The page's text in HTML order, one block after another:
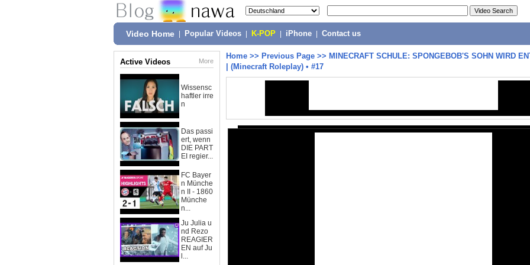
Video Home Popular Videos K-POP iPhone Contact us
Active Videos More
Wissensc
haftler irre
n
Das passi
ert, wenn
DIE PART
EI regier...
FC Bayer
n Münche
n II - 1860
Münche
n...
Ju Julia u
nd Rezo
REAGIER
EN auf Ju
l...
Home >> Previous Page >> MINECRAFT SCHULE: SPONGEBOB'S SOHN WIRD
| (Minecraft Roleplay) • #17